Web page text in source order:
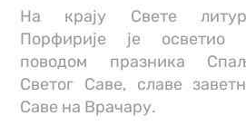
На крају Свете
Порфирије је осветио
поводом празника
Светог Саве, славе
Саве на Врачару.